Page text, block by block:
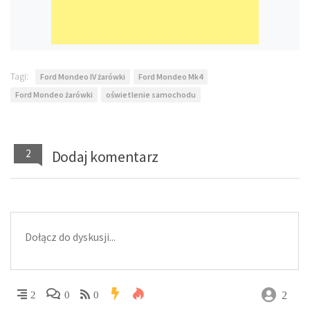
Tagi: Ford Mondeo IV żarówki
Ford Mondeo Mk4
Ford Mondeo żarówki
oświetlenie samochodu
2 Dodaj komentarz
2 0 0 2